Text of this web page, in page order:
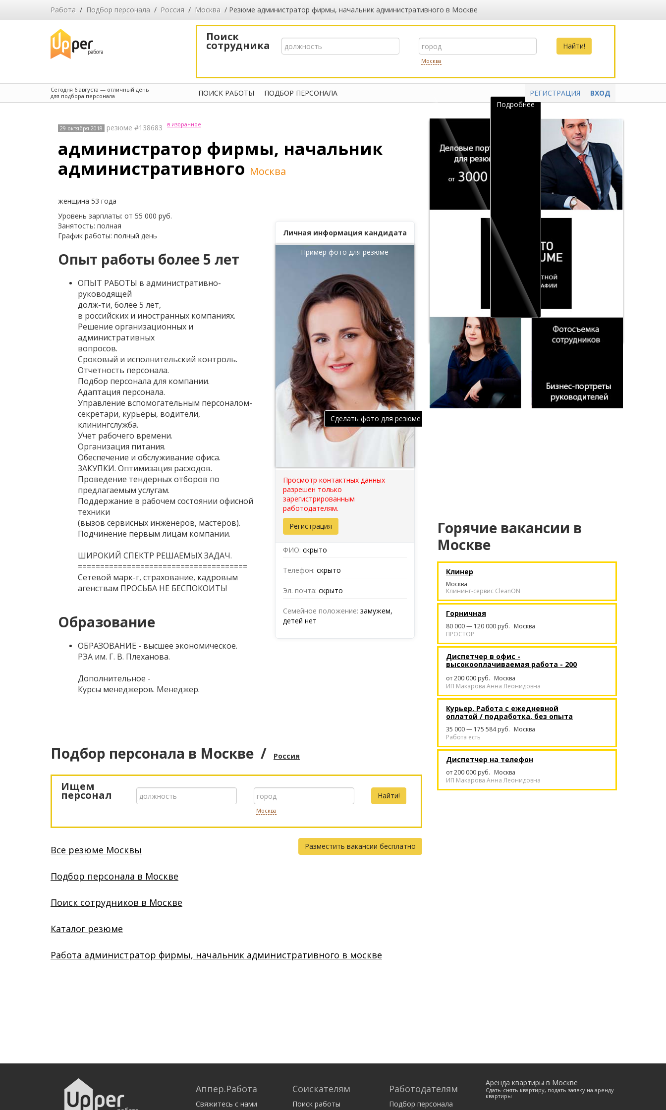
Работа / Подбор персонала / Россия / Москва / Резюме администратор фирмы, начальник административного в Москве
Поиск
сотрудника
Москва
Сегодня 6 августа — отличный день
для подбора персонала
ПОИСК РАБОТЫ ПОДБОР ПЕРСОНАЛА ВХОД
РЕГИСТРАЦИЯ
29 октября 2018 резюме #138683 в избранное
администратор фирмы, начальник
административного Москва
женщина 53 года
Уровень зарплаты: от 55 000 руб.
Занятость: полная
График работы: полный день
Опыт работы более 5 лет
ОПЫТ РАБОТЫ в административно-
руководящей
долж-ти, более 5 лет,
в российских и иностранных компаниях.
Решение организационных и
административных
вопросов.
Сроковый и исполнительский контроль.
Отчетность персонала.
Подбор персонала для компании.
Адаптация персонала.
Управление вспомогательным персоналом-
секретари, курьеры, водители,
клинингслужба.
Учет рабочего времени.
Организация питания.
Обеспечение и обслуживание офиса.
ЗАКУПКИ. Оптимизация расходов.
Проведение тендерных отборов по
предлагаемым услугам.
Поддержание в рабочем состоянии офисной
техники
(вызов сервисных инженеров, мастеров).
Подчинение первым лицам компании.
ШИРОКИЙ СПЕКТР РЕШАЕМЫХ ЗАДАЧ.
======================================
Сетевой марк-г, страхование, кадровым
агенствам ПРОСЬБА НЕ БЕСПОКОИТЬ!
Образование
ОБРАЗОВАНИЕ - высшее экономическое.
РЭА им. Г. В. Плеханова.
Дополнительное -
Курсы менеджеров. Менеджер.
Личная информация кандидата
Пример фото для резюме
Сделать фото для резюме
Просмотр контактных данных
разрешен только
зарегистрированным
работодателям.
Регистрация
ФИО: скрыто
Телефон: скрыто
Эл. почта: скрыто
Семейное положение: замужем,
детей нет
Подбор персонала в Москве / Россия
Ищем
персонал
Москва
Разместить вакансии бесплатно
Все резюме Москвы
Подбор персонала в Москве
Поиск сотрудников в Москве
Каталог резюме
Работа администратор фирмы, начальник административного в москве
Подробнее
Горячие вакансии в
Москве
Клинер
Москва
Клининг-сервис CleanON
Горничная
80 000 — 120 000 руб. Москва
ПРОСТОР
Диспетчер в офис -
высокооплачиваемая работа - 200
от 200 000 руб. Москва
ИП Макарова Анна Леонидовна
Курьер. Работа с ежедневной
оплатой / подработка, без опыта
35 000 — 175 584 руб. Москва
Работа есть
Диспетчер на телефон
от 200 000 руб. Москва
ИП Макарова Анна Леонидовна
Аппер.Работа
Свяжитесь с нами
Соискателям
Поиск работы
Работодателям
Подбор персонала
Аренда квартиры в Москве
Сдать-снять квартиру, подать заявку на аренду
квартиры